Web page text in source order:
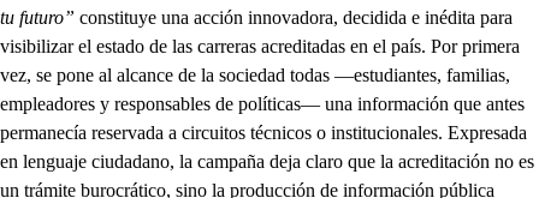
tu futuro” constituye una acción innovadora, decidida e inédita para
visibilizar el estado de las carreras acreditadas en el país. Por primera
vez, se pone al alcance de la sociedad todas —estudiantes, familias,
empleadores y responsables de políticas— una información que antes
permanecía reservada a circuitos técnicos o institucionales. Expresada
en lenguaje ciudadano, la campaña deja claro que la acreditación no es
un trámite burocrático, sino la producción de información pública